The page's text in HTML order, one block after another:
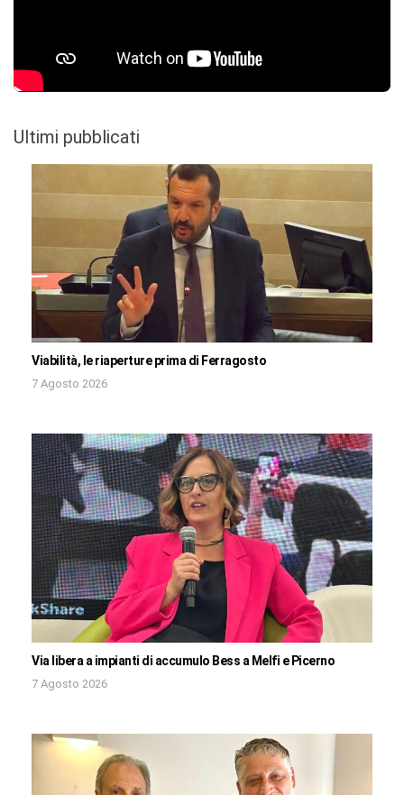
Ultimi pubblicati
Viabilità, le riaperture prima di Ferragosto
7 Agosto 2026
Via libera a impianti di accumulo Bess a Melfi e Picerno
7 Agosto 2026